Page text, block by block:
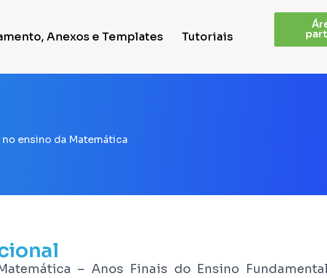
Anexos e Templates Tutoriais
ensino da Matemática
– Anos Finais do Ensino